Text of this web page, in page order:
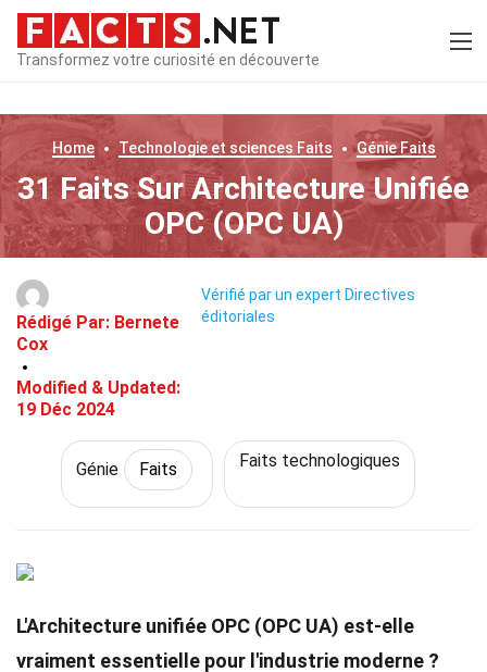
Transformez votre curiosité en découverte
Home Technologie et sciences Faits GénieFaits
31 Faits Sur Architecture Unifiée
OPC (OPC UA)
Rédigé Par: Bernete
Cox
Modified & Updated:
19 Déc 2024
Vérifié par un expert Directives
éditoriales
Génie Faits Faits technologiques
L'Architecture unifiée OPC (OPC UA) est-elle
vraiment essentielle pour l'industrie moderne ?